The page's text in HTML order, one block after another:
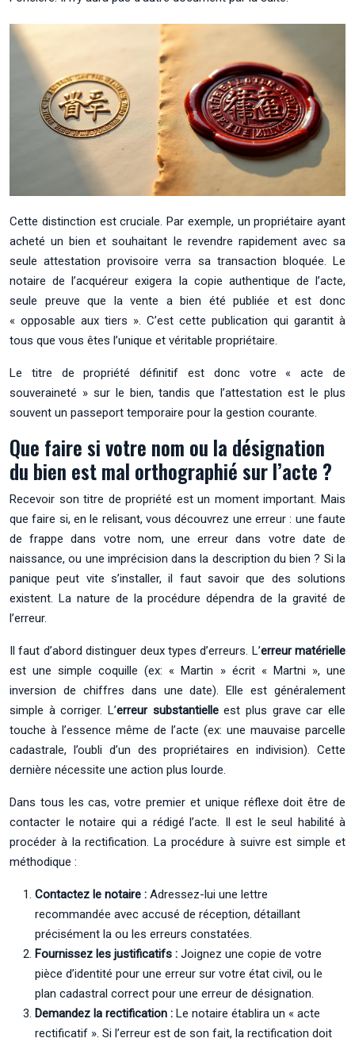
Cette distinction est cruciale. Par exemple, un propriétaire ayant
acheté un bien et souhaitant le revendre rapidement avec sa
seule attestation provisoire verra sa transaction bloquée. Le
notaire de l’acquéreur exigera la copie authentique de l’acte,
seule preuve que la vente a bien été publiée et est donc
« opposable aux tiers ». C’est cette publication qui garantit à
tous que vous êtes l’unique et véritable propriétaire.
Le titre de propriété définitif est donc votre « acte de
souveraineté » sur le bien, tandis que l’attestation est le plus
souvent un passeport temporaire pour la gestion courante.
Que faire si votre nom ou la désignation
du bien est mal orthographié sur l’acte ?
Recevoir son titre de propriété est un moment important. Mais
que faire si, en le relisant, vous découvrez une erreur : une faute
de frappe dans votre nom, une erreur dans votre date de
naissance, ou une imprécision dans la description du bien ? Si la
panique peut vite s’installer, il faut savoir que des solutions
existent. La nature de la procédure dépendra de la gravité de
l’erreur.
Il faut d’abord distinguer deux types d’erreurs. L’erreur matérielle
est une simple coquille (ex: « Martin » écrit « Martni », une
inversion de chiffres dans une date). Elle est généralement
simple à corriger. L’erreur substantielleest plus grave car elle
touche à l’essence même de l’acte (ex: une mauvaise parcelle
cadastrale, l’oubli d’un des propriétaires en indivision). Cette
dernière nécessite une action plus lourde.
Dans tous les cas, votre premier et unique réflexe doit être de
contacter le notaire qui a rédigé l’acte. Il est le seul habilité à
procéder à la rectification. La procédure à suivre est simple et
méthodique :
Contactez le notaire : Adressez-lui une lettre
recommandée avec accusé de réception, détaillant
précisément la ou les erreurs constatées.
Fournissez les justificatifs : Joignez une copie de votre
pièce d’identité pour une erreur sur votre état civil, ou le
plan cadastral correct pour une erreur de désignation.
Demandez la rectification : Le notaire établira un « acte
rectificatif ». Si l’erreur est de son fait, la rectification doit